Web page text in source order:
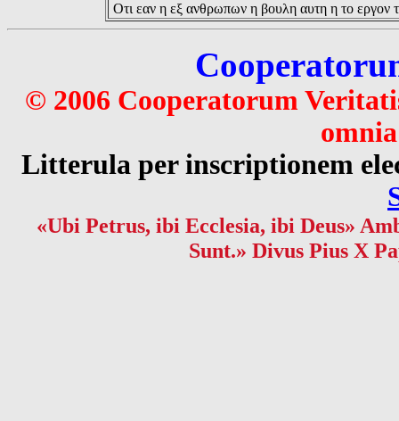
Οτι εαν η εξ ανθρωπων η βουλη αυτη η το εργον
© 2006 Cooperatorum
Litterula per inscriptionem
«Ubi Petrus, ibi Ecclesia, ibi Deus»
Sunt.» Divus Pius X